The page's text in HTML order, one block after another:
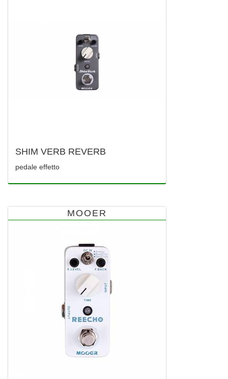
SHIM VERB REVERB
pedale effetto
MOOER